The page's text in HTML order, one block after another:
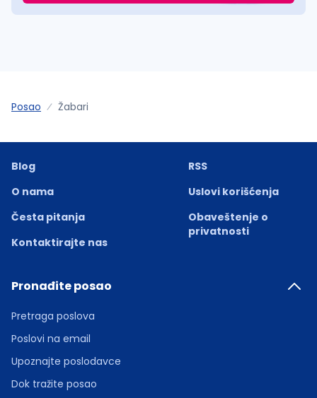
Posao Žabari
Blog
O nama
Česta pitanja
Kontaktirajte nas
RSS
Uslovi korišćenja
Obaveštenje o
privatnosti
Pronađite posao
Pretraga poslova
Poslovi na email
Upoznajte poslodavce
Dok tražite posao